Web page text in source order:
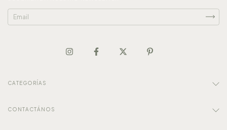
CATEGORÍAS
CONTACTÁNOS